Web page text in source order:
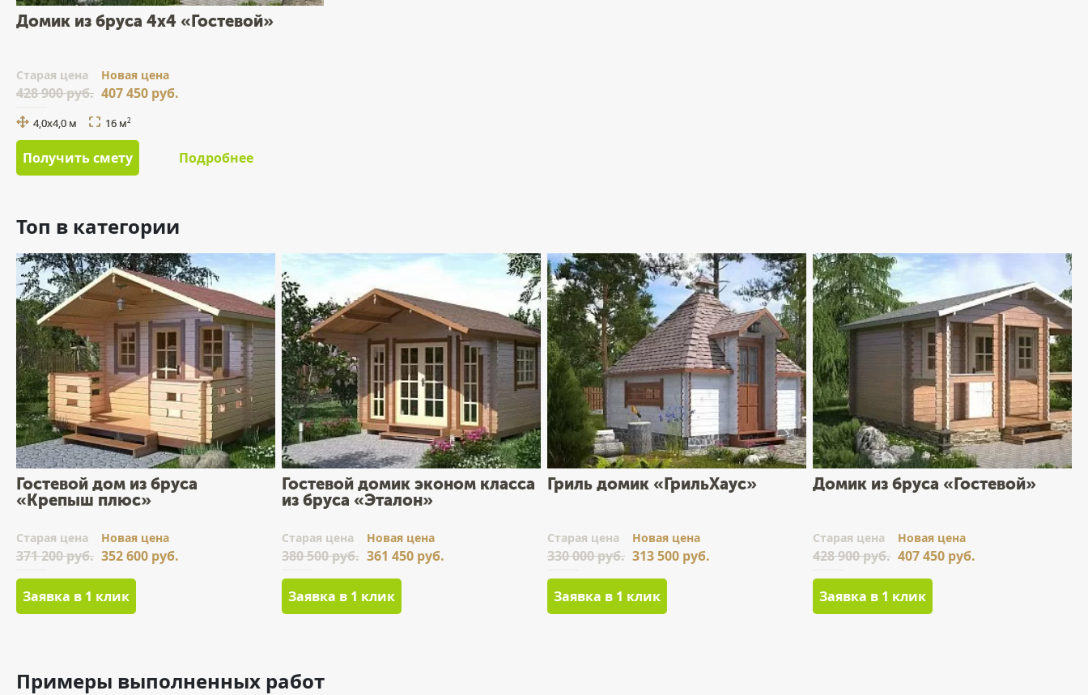
Домик из бруса 4х4 «Гостевой»
Cтарая цена
428 900 руб.
Новая цена
407 450 руб.
4,0х4,0 м 16 м2
Получить смету Подробнее
Топ в категории
Гостевой дом из бруса
«Крепыш плюс»
Cтарая цена
371 200 руб.
Новая цена
352 600 руб.
Заявка в 1 клик
Гостевой домик эконом класса
из бруса «Эталон»
Cтарая цена
380 500 руб.
Новая цена
361 450 руб.
Заявка в 1 клик
Гриль домик «ГрильХаус»
Cтарая цена
330 000 руб.
Новая цена
313 500 руб.
Заявка в 1 клик
Домик из бруса «Гостевой»
Cтарая цена
428 900 руб.
Новая цена
407 450 руб.
Заявка в 1 клик
Примеры выполненных работ